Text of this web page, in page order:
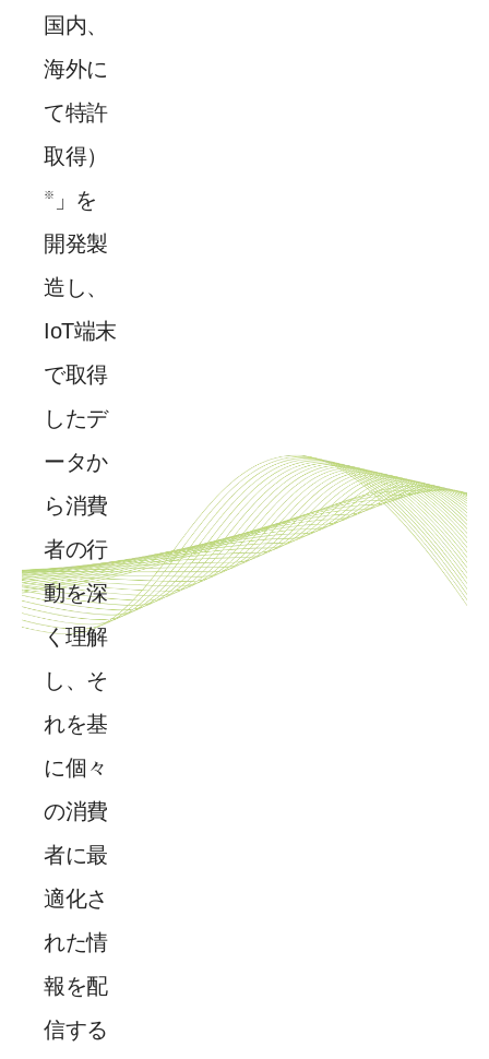
国内、
海外に
て特許
取得）
※
」を
開発製
造し、
IoT端末
で取得
したデ
ータか
ら消費
者の行
動を深
く理解
し、そ
れを基
に個々
の消費
者に最
適化さ
れた情
報を配
信する